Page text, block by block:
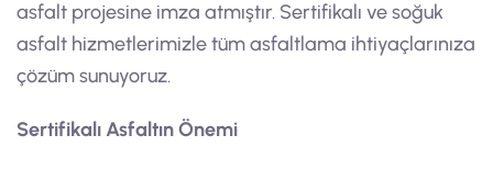
asfalt projesine imza atmıştır. Sertifikalı ve soğuk
asfalt hizmetlerimizle tüm asfaltlama ihtiyaçlarınıza
çözüm sunuyoruz.
Sertifikalı Asfaltın Önemi